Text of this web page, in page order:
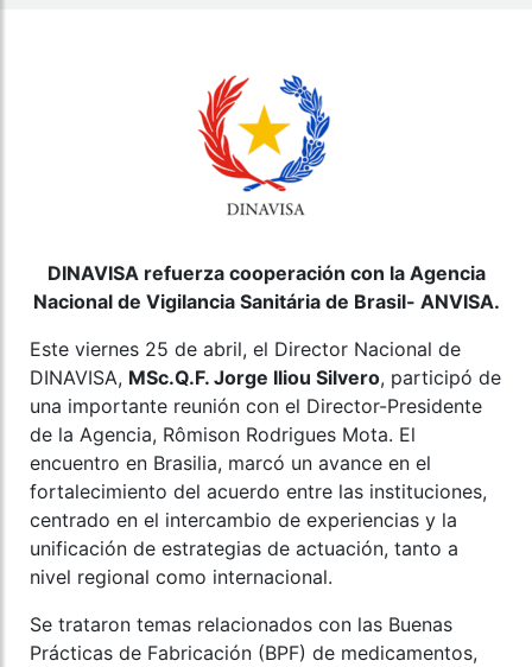
DINAVISA refuerza cooperación con la Agencia
Nacional de Vigilancia Sanitária de Brasil- ANVISA.
Este viernes 25 de abril, el Director Nacional de
DINAVISA, MSc.Q.F. Jorge Iliou Silvero, participó de
una importante reunión con el Director-Presidente
de la Agencia, Rômison Rodrigues Mota. El
encuentro en Brasilia, marcó un avance en el
fortalecimiento del acuerdo entre las instituciones,
centrado en el intercambio de experiencias y la
unificación de estrategias de actuación, tanto a
nivel regional como internacional.
Se trataron temas relacionados con las Buenas
Prácticas de Fabricación (BPF) de medicamentos,